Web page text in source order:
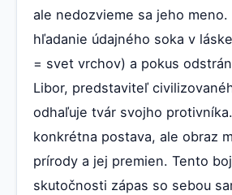
ale nedozvieme sa jeho
hľadanie údajného soka v
= svet vrchov) a pokus
Libor, predstaviteľ
odhaľuje tvár svojho
konkrétna postava, ale obraz
prírody a jej premien. Tento
skutočnosti zápas so sebou